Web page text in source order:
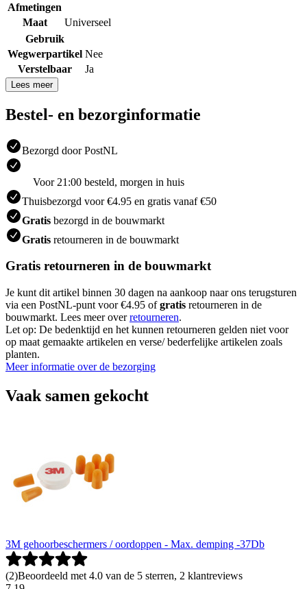
Afmetingen
Maat
Universeel
Gebruik
Wegwerpartikel Nee
Verstelbaar
Ja
Lees meer
Bestel- en bezorginformatie
Bezorgd door PostNL
Voor 21:00 besteld, morgen in huis
Thuisbezorgd voor €4.95 en gratis vanaf €50
Gratis bezorgd in de bouwmarkt
Gratis retourneren in de bouwmarkt
Gratis retourneren in de bouwmarkt
Je kunt dit artikel binnen 30 dagen na aankoop naar ons terugsturen
via een PostNL-punt voor €4.95 ofgratis retourneren in de
bouwmarkt. Lees meer overretourneren.
Let op: De bedenktijd en het kunnen retourneren gelden niet voor
op maat gemaakte artikelen en verse/ bederfelijke artikelen zoals
planten.
Meer informatie over de bezorging
Vaak samen gekocht
3M gehoorbeschermers / oordoppen - Max. demping -37Db
(2)Beoordeeld met 4.0 van de 5 sterren, 2 klantreviews